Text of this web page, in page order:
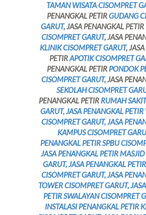
TAMAN WISATA CISOMPRET
PENANGKAL PETIRGUDANG
GARUT, JASA PENANGKAL PETIR
CISOMPRET GARUT, JASA
KLINIK CISOMPRET GARUT,
PETIRAPOTIK CISOMPRET
PENANGKAL PETIR PONDOK
CISOMPRET GARUT, JASA
SEKOLAH CISOMPRET
PENANGKAL PETIR RUMAH
GARUT, JASA PENANGKAL PETIR
CISOMPRET GARUT, JASA
KAMPUS CISOMPRET
PENANGKAL PETIR SPBU
JASA PENANGKAL PETIR
GARUT, JASA PENANGKAL
CISOMPRET GARUT, JASA
TOWER CISOMPRET GARUT,
PETIR SWALAYAN CISOMPRET
INSTALASI PENANGKAL PETIR